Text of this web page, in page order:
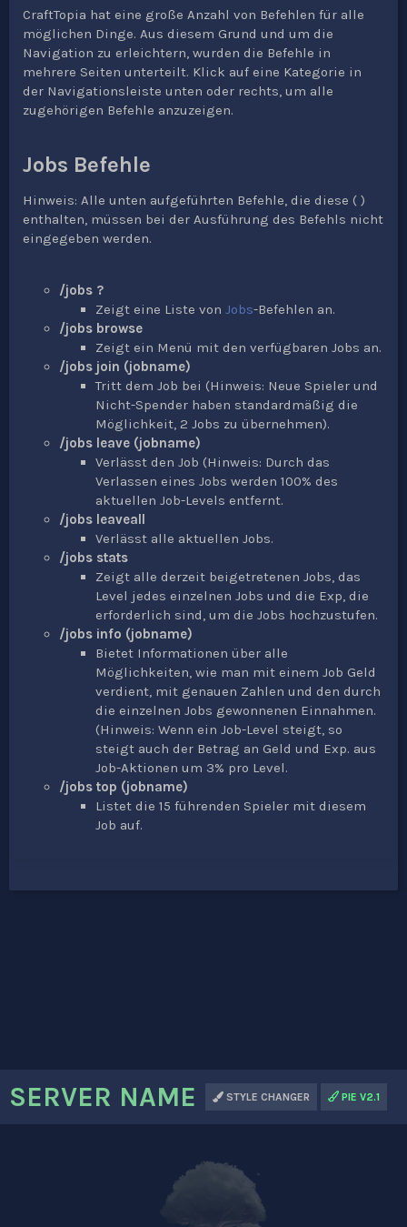
n
g
CraftTopia hat eine große Anzahl von Befehlen für alle
möglichen Dinge. Aus diesem Grund und um die
Navigation zu erleichtern, wurden die Befehle in
mehrere Seiten unterteilt. Klick auf eine Kategorie in
der Navigationsleiste unten oder rechts, um alle
zugehörigen Befehle anzuzeigen.
Jobs Befehle
Hinweis: Alle unten aufgeführten Befehle, die diese ( )
enthalten, müssen bei der Ausführung des Befehls nicht
eingegeben werden.
/jobs ?
Zeigt eine Liste von Jobs-Befehlen an.
/jobs browse
Zeigt ein Menü mit den verfügbaren Jobs an.
/jobs join (jobname)
Tritt dem Job bei (Hinweis: Neue Spieler und
Nicht-Spender haben standardmäßig die
Möglichkeit, 2 Jobs zu übernehmen).
/jobs leave (jobname)
Verlässt den Job (Hinweis: Durch das
Verlassen eines Jobs werden 100% des
aktuellen Job-Levels entfernt.
/jobs leaveall
Verlässt alle aktuellen Jobs.
/jobs stats
Zeigt alle derzeit beigetretenen Jobs, das
Level jedes einzelnen Jobs und die Exp, die
erforderlich sind, um die Jobs hochzustufen.
/jobs info (jobname)
Bietet Informationen über alle
Möglichkeiten, wie man mit einem Job Geld
verdient, mit genauen Zahlen und den durch
die einzelnen Jobs gewonnenen Einnahmen.
(Hinweis: Wenn ein Job-Level steigt, so
steigt auch der Betrag an Geld und Exp. aus
Job-Aktionen um 3% pro Level.
/jobs top (jobname)
Listet die 15 führenden Spieler mit diesem
Job auf.
SERVER NAME STYLE CHANGER PIE V2.1